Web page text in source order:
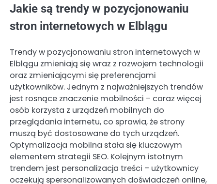
Jakie są trendy w pozycjonowaniu
stron internetowych w Elblągu
Trendy w pozycjonowaniu stron internetowych w
Elblągu zmieniają się wraz z rozwojem technologii
oraz zmieniającymi się preferencjami
użytkowników. Jednym z najważniejszych trendów
jest rosnące znaczenie mobilności – coraz więcej
osób korzysta z urządzeń mobilnych do
przeglądania internetu, co sprawia, że strony
muszą być dostosowane do tych urządzeń.
Optymalizacja mobilna stała się kluczowym
elementem strategii SEO. Kolejnym istotnym
trendem jest personalizacja treści – użytkownicy
oczekują spersonalizowanych doświadczeń online,